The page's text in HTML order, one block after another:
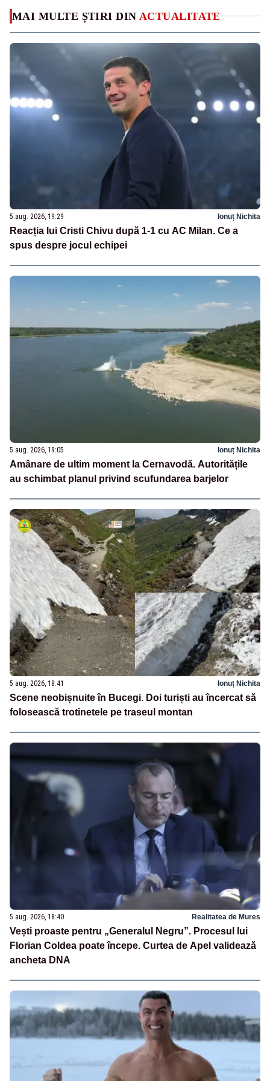
MAI MULTE ȘTIRI DIN ACTUALITATE
5 aug. 2026, 19:29 Ionuț Nichita
Reacția lui Cristi Chivu după 1-1 cu AC Milan. Ce a
spus despre jocul echipei
5 aug. 2026, 19:05 Ionuț Nichita
Amânare de ultim moment la Cernavodă. Autoritățile
au schimbat planul privind scufundarea barjelor
5 aug. 2026, 18:41 Ionuț Nichita
Scene neobișnuite în Bucegi. Doi turiști au încercat să
folosească trotinetele pe traseul montan
5 aug. 2026, 18:40 Realitatea de Mures
Vești proaste pentru „Generalul Negru”. Procesul lui
Florian Coldea poate începe. Curtea de Apel validează
ancheta DNA